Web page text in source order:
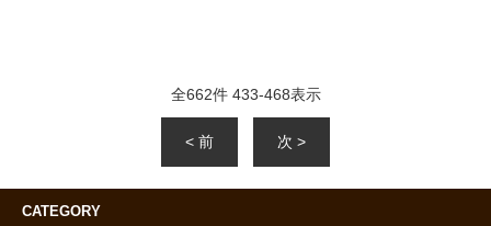
全662件 433-468表示
< 前 次 >
CATEGORY